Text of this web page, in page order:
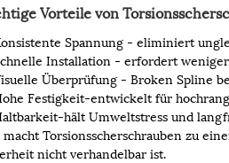
Vorteile von
Spannung - eliminiert
Installation - erfordert
Überprüfung - Broken Spline
Festigkeit-entwickelt für
hält Umweltstress und
macht Torsionsscherschrauben zu
nicht verhandelbar ist.